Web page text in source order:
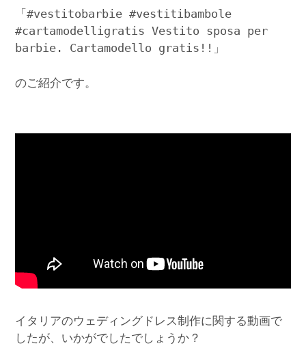
「#vestitobarbie #vestitibambole
#cartamodelligratis Vestito sposa per
barbie. Cartamodello gratis!!」
のご紹介です。
イタリアのウェディングドレス制作に関する動画で
したが、いかがでしたでしょうか？